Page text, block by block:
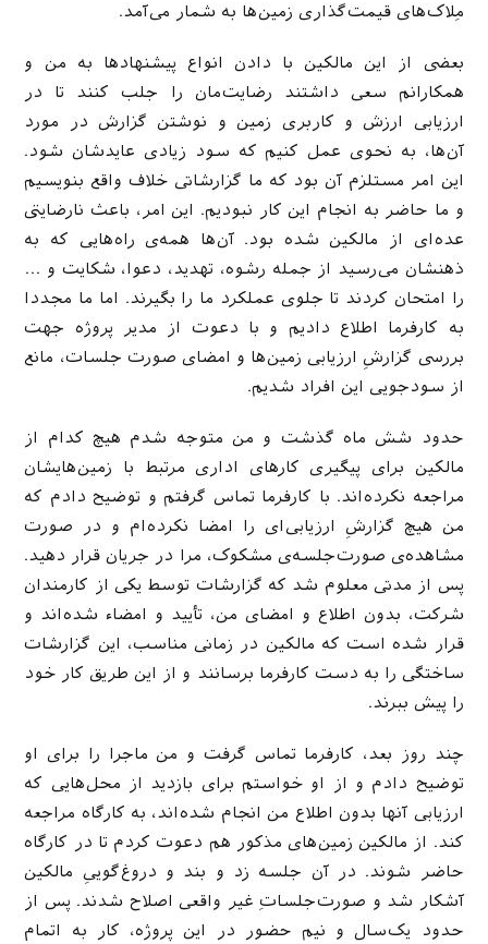
مِلاک‌های قیمت‌گذاری زمین‌ها به شمار می‌‌آمد.
بعضی از این مالکین با دادن انواع پیشنهادها به من و
همکارانم سعی داشتند رضایت‌مان را جلب کنند تا در
ارزیابی ارزش و کاربری زمین و نوشتن گزارش در مورد
آن‌ها، به نحوی عمل کنیم که سود زیادی عایدشان شود.
این امر مستلزم آن بود که ما گزارشاتی خلاف واقع بنویسیم
و ما حاضر به انجام این کار نبودیم. این امر، باعث نارضایتی
عده‌ای از مالکین شده بود. آن‌ها همه‌ی راه‌هایی که به
ذهنشان می‌رسید از جمله رشوه، تهدید، دعوا، شکایت و …
را امتحان کردند تا جلوی عملکرد ما را بگیرند. اما ما مجددا
به کارفرما اطلاع دادیم و با دعوت از مدیر پروژه جهت
بررسی گزارشِ ارزیابی زمین‌ها و امضای صورت جلسات، مانع
از سودجویی این افراد ‌شدیم.
حدود شش ماه گذشت و من متوجه شدم هیچ کدام از
مالکین برای پیگیری کارهای اداری مرتبط با زمین‌هایشان
مراجعه نکرده‌اند. با کارفرما تماس گرفتم و توضیح دادم که
من هیچ‌ گزارشِ ارزیابی‌ای را امضا نکرده‌ام و در صورت
مشاهده‌ی صورت‌جلسه‌ی مشکوک، مرا در جریان قرار دهید.
پس از مدتی معلوم شد که گزارشات توسط یکی از کارمندان
شرکت، بدون اطلاع و امضای من، تأیید و امضاء شده‌اند و
قرار شده است که مالکین در زمانی مناسب، این گزارشات
ساختگی‌ را به دست کارفرما برسانند و از این طریق کار خود
را پیش ببرند.
چند روز بعد، کارفرما تماس گرفت و من ماجرا را برای او
توضیح دادم و از او خواستم برای بازدید از محل‌هایی که
ارزیابی آنها بدون اطلاع من انجام شده‌اند، به کارگاه مراجعه
کند. از مالکین زمین‌های مذکور هم دعوت کردم تا در کارگاه
حاضر شوند. در آن جلسه زد و بند و دروغ‌گوییِ مالکین
آشکار شد و صورت‌جلساتِ غیر واقعی اصلاح شدند. پس از
حدود یک‌سال و نیم حضور در این پروژه، کار به اتمام